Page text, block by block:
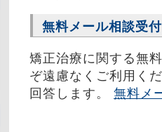
無料メール相談受付
矯正治療に関する無
ぞ遠慮なくご利用く
回答します。 無料メ